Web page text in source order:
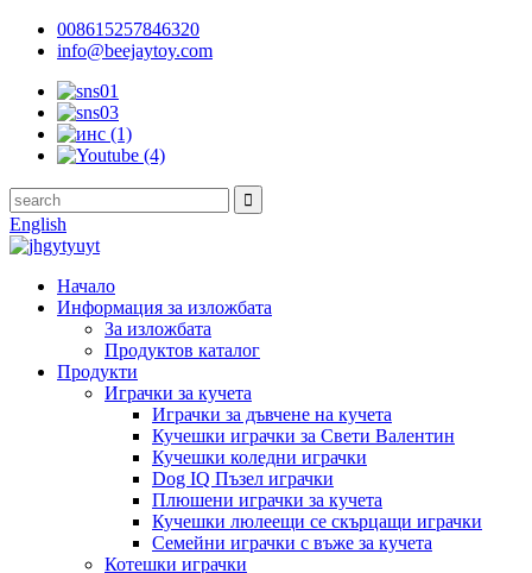
008615257846320
info@beejaytoy.com
English
Начало
Информация за изложбата
За изложбата
Продуктов каталог
Продукти
Играчки за кучета
Играчки за дъвчене на кучета
Кучешки играчки за Свети Валентин
Кучешки коледни играчки
Dog IQ Пъзел играчки
Плюшени играчки за кучета
Кучешки люлеещи се скърцащи играчки
Семейни играчки с въже за кучета
Котешки играчки